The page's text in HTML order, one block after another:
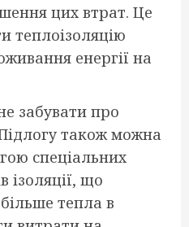
цих втрат. Це
теплоізоляцію
енергії на
забувати про
також можна
спеціальних
ізоляції, що
тепла в